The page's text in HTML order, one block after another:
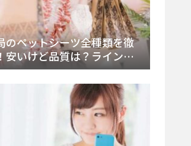
のペットシーツ全種類を徹
安いけど品質は？ラインナ
売店（Amazon・楽天含む）